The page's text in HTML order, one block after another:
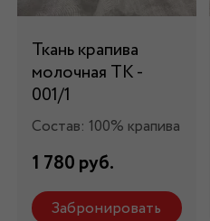
Ткань крапива
молочная ТК -
001/1
Состав: 100% крапива
1 780 руб.
Забронировать